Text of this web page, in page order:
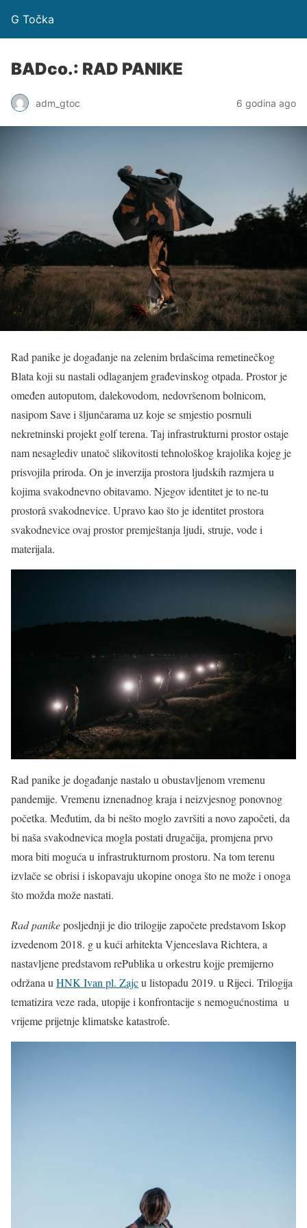
G Točka
BADco.: RAD PANIKE
adm_gtoc 6 godina ago
Rad panike je događanje na zelenim brdašcima remetinečkog
Blata koji su nastali odlaganjem građevinskog otpada. Prostor je
omeđen autoputom, dalekovodom, nedovršenom bolnicom,
nasipom Save i šljunčarama uz koje se smjestio posrnuli
nekretninski projekt golf terena. Taj infrastrukturni prostor ostaje
nam nesaglediv unatoč slikovitosti tehnološkog krajolika kojeg je
prisvojila priroda. On je inverzija prostora ljudskih razmjera u
kojima svakodnevno obitavamo. Njegov identitet je to ne-tu
prostorâ svakodnevice. Upravo kao što je identitet prostora
svakodnevice ovaj prostor premještanja ljudi, struje, vode i
materijala.
Rad panike je događanje nastalo u obustavljenom vremenu
pandemije. Vremenu iznenadnog kraja i neizvjesnog ponovnog
početka. Međutim, da bi nešto moglo završiti a novo započeti, da
bi naša svakodnevica mogla postati drugačija, promjena prvo
mora biti moguća u infrastrukturnom prostoru. Na tom terenu
izvlače se obrisi i iskopavaju ukopine onoga što ne može i onoga
što možda može nastati.
Rad panikeposljednji je dio trilogije započete predstavom Iskop
izvedenom 2018. g u kući arhitekta Vjenceslava Richtera, a
nastavljene predstavom rePublika u orkestru kojje premijerno
održana u HNK Ivan pl. Zajcu listopadu 2019. u Rijeci. Trilogija
tematizira veze rada, utopije i konfrontacije s nemogućnostima u
vrijeme prijetnje klimatske katastrofe.